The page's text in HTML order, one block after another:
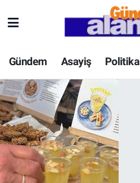
Gündem Asayiş Politika